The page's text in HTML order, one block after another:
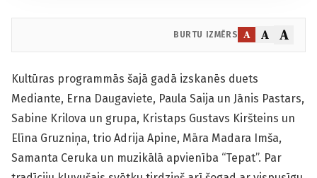
BURTU IZMĒRS A A A
Kultūras programmās šajā gadā izskanēs duets
Mediante, Erna Daugaviete, Paula Saija un Jānis Pastars,
Sabine Krilova un grupa, Kristaps Gustavs Kiršteins un
Elīna Gruzniņa, trio Adrija Apine, Māra Madara Imša,
Samanta Ceruka un muzikālā apvienība “Tepat”. Par